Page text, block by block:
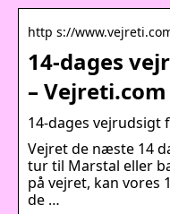
http s://
14-dages
– Vejreti.com
14-dages
Vejret de næste 14
tur til Marstal eller
på vejret, kan vores
de …